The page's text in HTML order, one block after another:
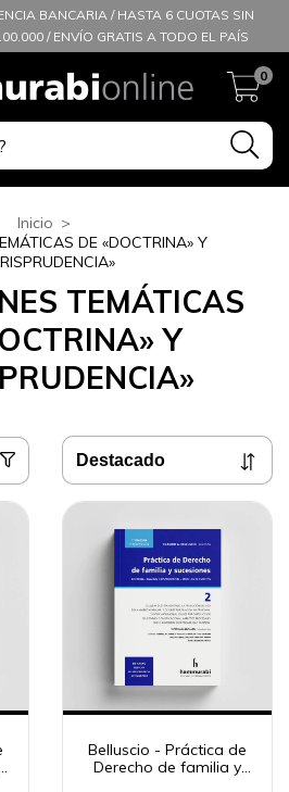
BANCARIA / HASTA 6 CUOTAS SIN
/ ENVÍO GRATIS A TODO EL PAÍS
0
Inicio >
DE «DOCTRINA» Y
TEMÁTICAS
Y
Belluscio - Práctica de
Derecho de familia y